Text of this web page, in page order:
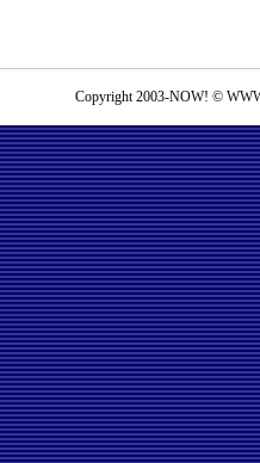
Copyright 2003-NOW! ©